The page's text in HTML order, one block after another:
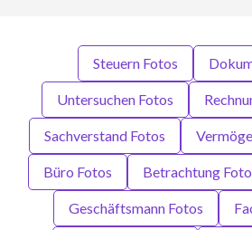
Steuern Fotos
Untersuchen Fotos
Sachverstand Fotos
Büro Fotos Betrachtung
Geschäftsmann Fotos